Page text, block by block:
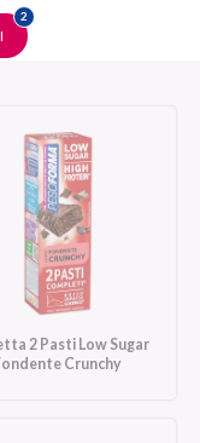
2FILTRI
SELEZIONATI
2 Pasti Low Sugar
Crunchy